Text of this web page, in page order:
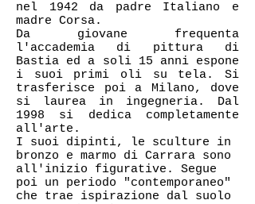
nel 1942 da padre Italiano e
madre Corsa.
Da giovane frequenta
l'accademia di pittura di
Bastia ed a soli 15 anni espone
i suoi primi oli su tela. Si
trasferisce poi a Milano, dove
si laurea in ingegneria. Dal
1998 si dedica completamente
all'arte.
I suoi dipinti, le sculture in
bronzo e marmo di Carrara sono
all'inizio figurative. Segue
poi un periodo "contemporaneo"
che trae ispirazione dal suolo